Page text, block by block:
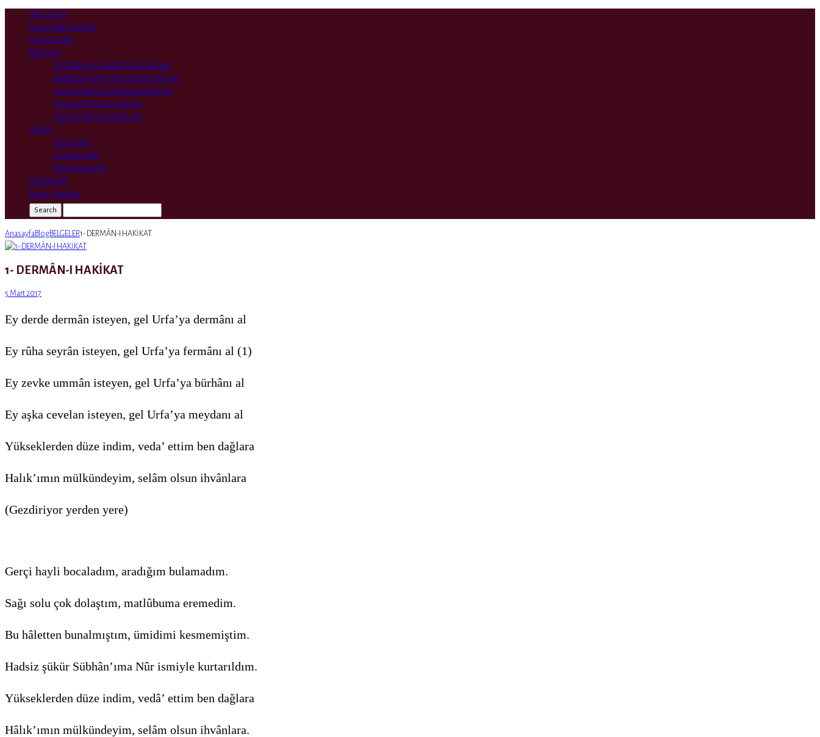
ANA SAYFA
HULUSİ BEY KİMDİR
HAKKIMIZDA
BELGELER
ÜSTADIN HULUSİ BEY’E YAZDIKLARI
NEŞREDİLMEMİŞ MEKTUPLAR (ENVAR)
HULUSİ BEY’İN ÜSTADA YAZDIKLARI
HULUSİ BEY’E YAZILANLAR
HULUSİ BEYİN YAZDIKLARI
GALERİ
SES GALERİ
VİDEO GALERİ
RESİM GALERİSİ
HATIRALAR
Risale-i Nur Oku
Search
AnasayfaBlogBELGELER1- DERMÂN-I HAKİKAT
1- DERMÂN-I HAKİKAT
5 Mart 2017
Ey derde dermân isteyen, gel Urfa’ya dermânı al
Ey rûha seyrân isteyen, gel Urfa’ya fermânı al (1)
Ey zevke ummân isteyen, gel Urfa’ya bürhânı al
Ey aşka cevelan isteyen, gel Urfa’ya meydanı al
Yükseklerden düze indim, veda’ ettim ben dağlara
Halık’ımın mülkündeyim, selâm olsun ihvânlara
(Gezdiri­yor yerden yere)
Gerçi hayli bocaladım, aradığım bulamadım.
Sağı solu çok dolaştım, matlûbuma eremedim.
Bu hâletten bunalmıştım, ümidimi kesmemiştim.
Hadsiz şükür Sübhân’ıma Nûr ismiyle kurtarıldım.
Yükseklerden düze indim, vedâ’ ettim ben dağlara
Hâlık’ımın mülkündeyim, selâm olsun ihvânlara.